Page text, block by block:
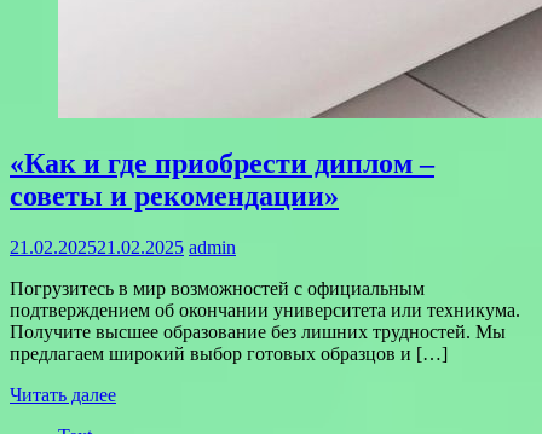
«Как и где приобрести диплом –
советы и рекомендации»
21.02.202521.02.2025 admin
Погрузитесь в мир возможностей с официальным
подтверждением об окончании университета или техникума.
Получите высшее образование без лишних трудностей. Мы
предлагаем широкий выбор готовых образцов и […]
Читать далее